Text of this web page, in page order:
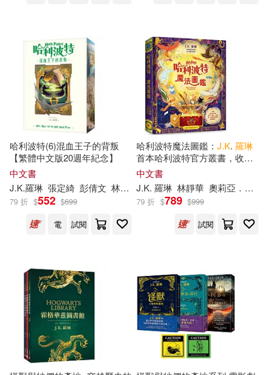
J.K.羅琳，琳賽．費瑟(1)
J.K羅琳/著(1)
Jody Revenson(1)
Ramin Zahed(1)
Warner Bros.(1)
[哥倫比亞]寶拉·埃斯科巴爾(1)
[美]康尼·安·柯克（Connie Ann Kir
[英]J·K·羅琳(1)
[英]J‧K‧羅琳(1)
黑龍江教育出版社(1)
作者/演唱/譯/編/繪(142)
價格
範圍
哈利波特(6)混血王子的背叛
【繁體中文版20週年紀念】
中文書
J.K.羅琳 張定綺 彭倩文 林靜華 趙丕慧
79 折 $552 $699
電
試閱
哈利波特魔法圖鑑： J.K. 羅琳
首本哈利波特官方叢書，收錄
一切魔法事物的終極圖鑑!
中文書
J.K. 羅琳 林靜華 奧莉亞．慕薩（Olia Muza）
79 折 $789 $999
試閱